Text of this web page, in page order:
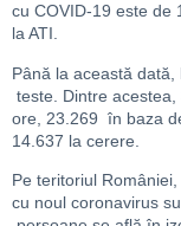
cu COVID-19 este de
la ATI.
Până la această
teste. Dintre
ore, 23.269 în baza
14.637 la cerere.
Pe teritoriul
cu noul coronavirus